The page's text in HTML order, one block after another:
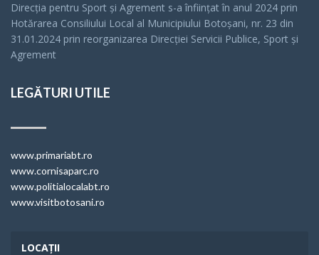
Direcția pentru Sport și Agrement s-a înfiinţat în anul 2024 prin
Hotărarea Consiliului Local al Municipiului Botoșani, nr. 23 din
31.01.2024 prin reorganizarea Direcției Servicii Publice, Sport și
Agrement
LEGĂTURI UTILE
www.primariabt.ro
www.cornisaparc.ro
www.politialocalabt.ro
www.visitbotosani.ro
LOCAȚII